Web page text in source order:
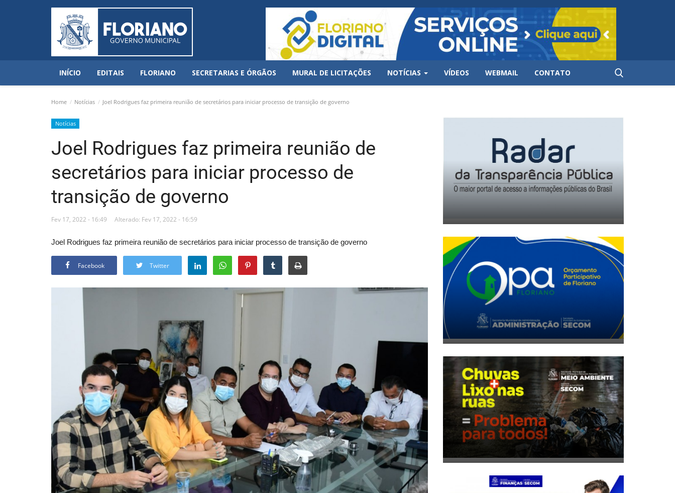
INÍCIO EDITAIS FLORIANO SECRETARIAS E ÓRGÃOS MURAL DE LICITAÇÕES NOTÍCIAS VÍDEOS WEBMAIL CONTATO
Home Notícias Joel Rodrigues faz primeira reunião de secretários para iniciar processo de transição de governo
Notícias
Joel Rodrigues faz primeira reunião de
secretários para iniciar processo de
transição de governo
Fev 17, 2022 - 16:49 Alterado: Fev 17, 2022 - 16:59
Joel Rodrigues faz primeira reunião de secretários para iniciar processo de transição de governo
Facebook Twitter